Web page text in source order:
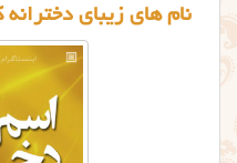
نام های زیبای